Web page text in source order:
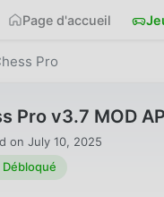
Page d'accueil
Pro
Pro v3.7 MOD
on July 10, 2025
Débloqué